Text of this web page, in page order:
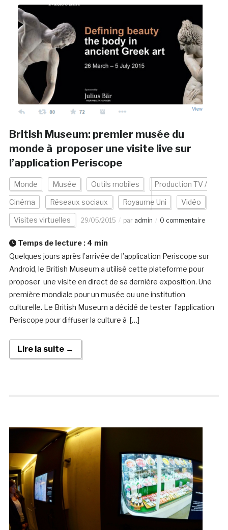
British Museum: premier musée du
monde à proposer une visite live sur
l’application Periscope
Monde Musée Outils mobiles Production TV /
Cinéma Réseaux sociaux Royaume Uni Vidéo
Visites virtuelles 29/05/2015 par admin 0 commentaire
Temps de lecture : 4 min
Quelques jours après l’arrivée de l’application Periscope sur
Android, le British Museum a utilisé cette plateforme pour
proposer une visite en direct de sa dernière exposition. Une
première mondiale pour un musée ou une institution
culturelle. Le British Museum a décidé de tester l’application
Periscope pour diffuser la culture à […]
Lire la suite →